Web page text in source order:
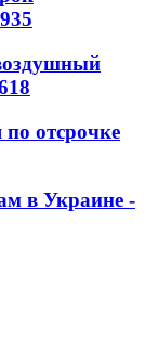
отсрочке
в Украине -